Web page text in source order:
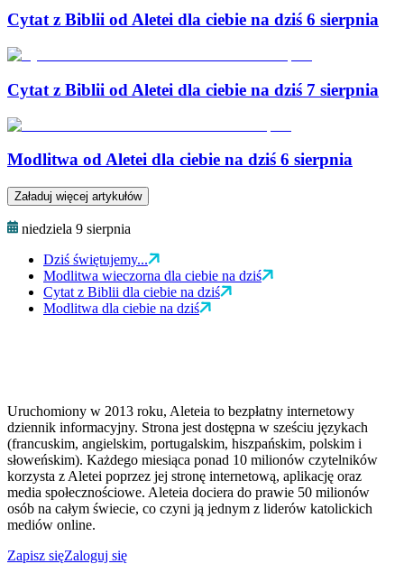
Cytat z Biblii od Aletei dla ciebie na dziś 6 sierpnia
Cytat z Biblii od Aletei dla ciebie na dziś 7 sierpnia
Modlitwa od Aletei dla ciebie na dziś 6 sierpnia
Załaduj więcej artykułów
niedziela 9 sierpnia
Dziś świętujemy...
Modlitwa wieczorna dla ciebie na dziś
Cytat z Biblii dla ciebie na dziś
Modlitwa dla ciebie na dziś
Uruchomiony w 2013 roku, Aleteia to bezpłatny internetowy
dziennik informacyjny. Strona jest dostępna w sześciu językach
(francuskim, angielskim, portugalskim, hiszpańskim, polskim i
słoweńskim). Każdego miesiąca ponad 10 milionów czytelników
korzysta z Aletei poprzez jej stronę internetową, aplikację oraz
media społecznościowe. Aleteia dociera do prawie 50 milionów
osób na całym świecie, co czyni ją jednym z liderów katolickich
mediów online.
Zapisz sięZaloguj się